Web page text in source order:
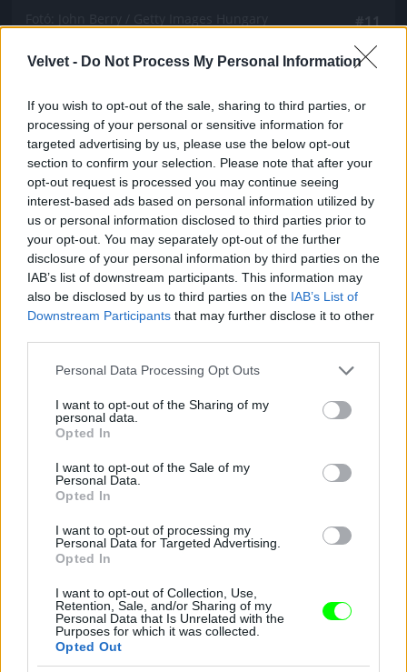
Velvet - Do Not Process My Personal Information
If you wish to opt-out of the sale, sharing to third parties, or
processing of your personal or sensitive information for
targeted advertising by us, please use the below opt-out
section to confirm your selection. Please note that after your
opt-out request is processed you may continue seeing
interest-based ads based on personal information utilized by
us or personal information disclosed to third parties prior to
your opt-out. You may separately opt-out of the further
disclosure of your personal information by third parties on the
IAB’s list of downstream participants. This information may
also be disclosed by us to third parties on the IAB’s List of
Downstream Participants that may further disclose it to other
Please note that this website/app uses one or more Google
not limited to your visit or usage behaviour. You may click to
grant or deny consent to Google and its third-party tags to
use your data for below specified purposes in below Google
consent section.
Personal Data Processing Opt Outs
I want to opt-out of the Sharing of my
personal data.
Opted In
I want to opt-out of the Sale of my
Personal Data.
Opted In
I want to opt-out of processing my
Personal Data for Targeted Advertising.
Opted In
I want to opt-out of Collection, Use,
Retention, Sale, and/or Sharing of my
Personal Data that Is Unrelated with the
Purposes for which it was collected.
Opted Out
Jön még kép!
A 27 éves Carronnak eddig "csak" egy Universiade-
arany termett.